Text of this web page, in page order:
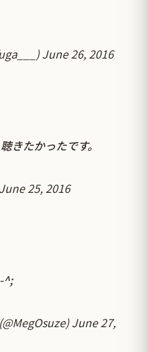
June 26, 2016
きたかったです。
June 25, 2016
^;
June 27,